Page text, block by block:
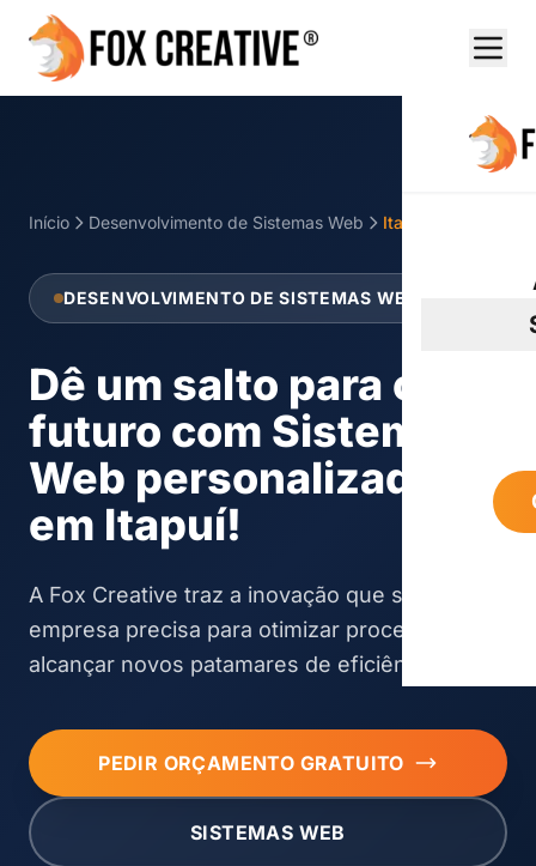
Início Desenvolvimento de Sistemas Web Itapuí
DESENVOLVIMENTO DE SISTEMAS WEB
Dê um salto para o
futuro com Sistemas
Web personalizados
em Itapuí!
A Fox Creative traz a inovação que sua
empresa precisa para otimizar processos e
alcançar novos patamares de eficiência.
PEDIR ORÇAMENTO GRATUITO
SISTEMAS WEB